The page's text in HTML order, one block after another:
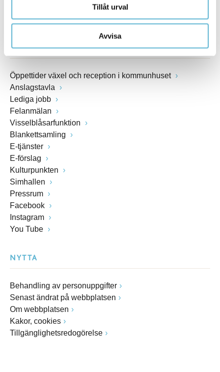
Tillåt urval
Avvisa
Org.nr: 212000-0894
SNABBVAL
Öppettider växel och reception i kommunhuset
Anslagstavla
Lediga jobb
Felanmälan
Visselblåsarfunktion
Blankettsamling
E-tjänster
E-förslag
Kulturpunkten
Simhallen
Pressrum
Facebook
Instagram
You Tube
NYTTA
Behandling av personuppgifter
Senast ändrat på webbplatsen
Om webbplatsen
Kakor, cookies
Tillgänglighetsredogörelse